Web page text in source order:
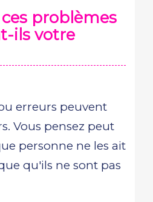
problèmes
ils votre
erreurs peuvent
Vous pensez peut
personne ne les ait
qu'ils ne sont pas